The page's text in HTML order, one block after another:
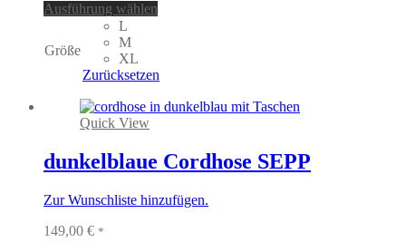
Ausführung wählen
Varianten
Die
auf
der
gewählt
Größe
L
M
XL
Zurücksetzen
Quick View
dunkelblaue Cordhose SEPP
Zur Wunschliste hinzufügen.
149,00 € *